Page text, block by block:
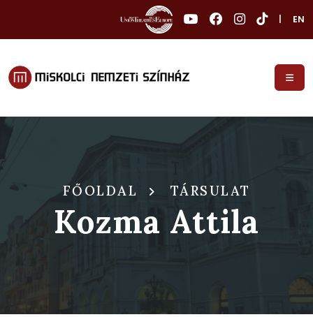
EN
FŐOLDAL TÁRSULAT
Kozma Attila